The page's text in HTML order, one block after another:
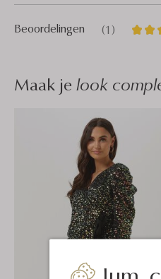
Beoordelingen (1) 1
3
Maak je look